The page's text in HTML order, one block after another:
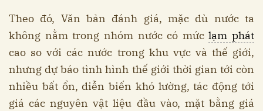
Theo đó, Văn bản đánh giá, mặc dù nước ta
không nằm trong nhóm nước có mứclạm phát
cao so với các nước trong khu vực và thế giới,
nhưng dự báo tình hình thế giới thời gian tới còn
nhiều bất ổn, diễn biến khó lường, tác động tới
giá các nguyên vật liệu đầu vào, mặt bằng giá